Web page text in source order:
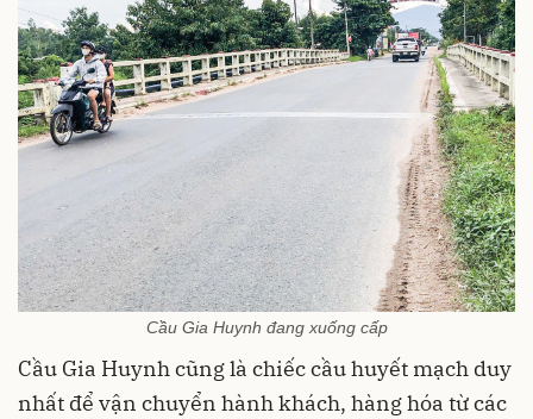
Cầu Gia Huynh đang xuống cấp
Cầu Gia Huynh cũng là chiếc cầu huyết mạch duy
nhất để vận chuyển hành khách, hàng hóa từ các